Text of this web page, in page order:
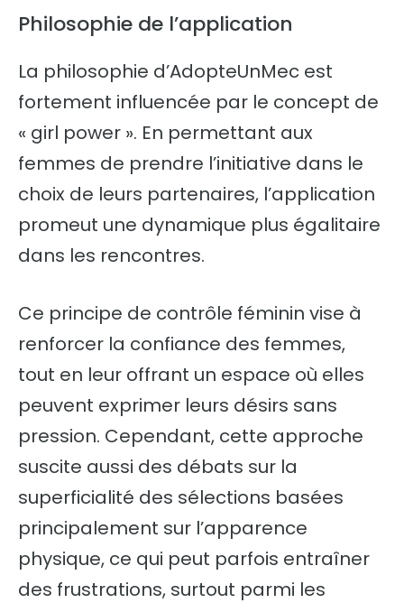
Philosophie de l’application
La philosophie d’AdopteUnMec est
fortement influencée par le concept de
« girl power ». En permettant aux
femmes de prendre l’initiative dans le
choix de leurs partenaires, l’application
promeut une dynamique plus égalitaire
dans les rencontres.
Ce principe de contrôle féminin vise à
renforcer la confiance des femmes,
tout en leur offrant un espace où elles
peuvent exprimer leurs désirs sans
pression. Cependant, cette approche
suscite aussi des débats sur la
superficialité des sélections basées
principalement sur l’apparence
physique, ce qui peut parfois entraîner
des frustrations, surtout parmi les